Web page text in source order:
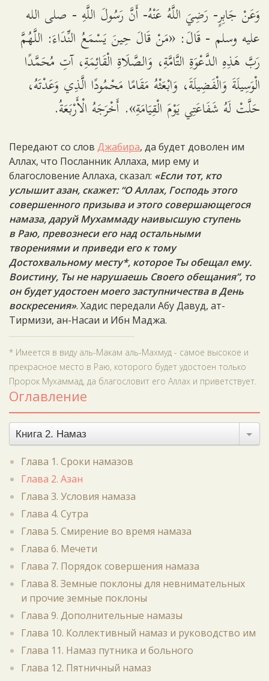
وَعَنْ جَابِرٍ- رَضِيَ اللَّهُ عَنْهُ- أَنَّ رَسُولَ اللَّهِ - صلى الله
عليه وسلم - قَالَ: «مَنْ قَالَ حِينَ يَسْمَعُ النِّدَاءَ: اللَّهُمَّ
رَبَّ هَذِهِ الدَّعْوَةِ التَّامَّةِ، وَالصَّلَاةِ الْقَائِمَةِ، آتِ مُحَمَّدًا
الْوَسِيلَةَ وَالْفَضِيلَةَ، وَابْعَثْهُ مَقَامًا مَحْمُودًا الَّذِي وَعَدْتَهُ،
حَلَّتْ لَهُ شَفَاعَتِي يَوْمَ الْقِيَامَةِ». أَخْرَجَهُ الْأَرْبَعَةُ.
Передают со слов Джабира, да будет доволен им
Аллах, что Посланник Аллаха, мир ему и
благословение Аллаха, сказал: «Если тот, кто
услышит азан, скажет: “О Аллах, Господь этого
совершенного призыва и этого совершающегося
намаза, даруй Мухаммаду наивысшую ступень
в Раю, превознеси его над остальными
творениями и приведи его к тому
Достохвальному месту*, которое Ты обещал ему.
Воистину, Ты не нарушаешь Своего обещания”, то
он будет удостоен моего заступничества в День
воскресения». Хадис передали Абу Давуд, ат-
Тирмизи, ан-Насаи и Ибн Маджа.
* Имеется в виду аль-Макам аль-Махмуд - самое высокое и
прекрасное место в Раю, которого будет удостоен только
Пророк Мухаммад, да благословит его Аллах и приветствует.
Оглавление
Книга 2. Намаз
Глава 1. Сроки намазов
Глава 2. Азан
Глава 3. Условия намаза
Глава 4. Сутра
Глава 5. Смирение во время намаза
Глава 6. Мечети
Глава 7. Порядок совершения намаза
Глава 8. Земные поклоны для невнимательных
и прочие земные поклоны
Глава 9. Дополнительные намазы
Глава 10. Коллективный намаз и руководство им
Глава 11. Намаз путника и больного
Глава 12. Пятничный намаз